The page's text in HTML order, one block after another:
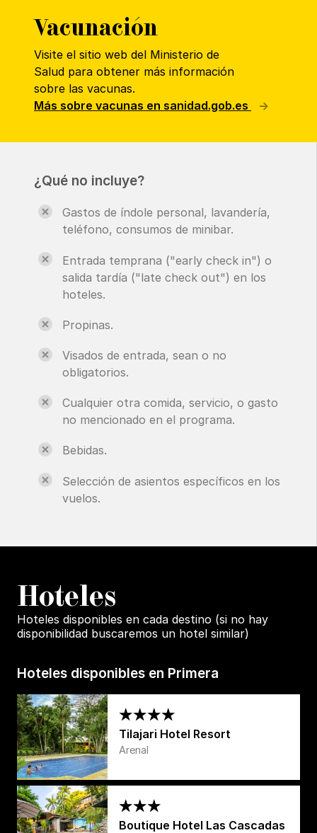
Vacunación
Visite el sitio web del Ministerio de
Salud para obtener más información
sobre las vacunas.
Más sobre vacunas en sanidad.gob.es
¿Qué no incluye?
Gastos de índole personal, lavandería,
teléfono, consumos de minibar.
Entrada temprana ("early check in") o
salida tardía ("late check out") en los
hoteles.
Propinas.
Visados de entrada, sean o no
obligatorios.
Cualquier otra comida, servicio, o gasto
no mencionado en el programa.
Bebidas.
Selección de asientos específicos en los
vuelos.
Hoteles
Hoteles disponibles en cada destino (si no hay
disponibilidad buscaremos un hotel similar)
Hoteles disponibles en Primera
Tilajari Hotel Resort
Arenal
Boutique Hotel Las Cascadas